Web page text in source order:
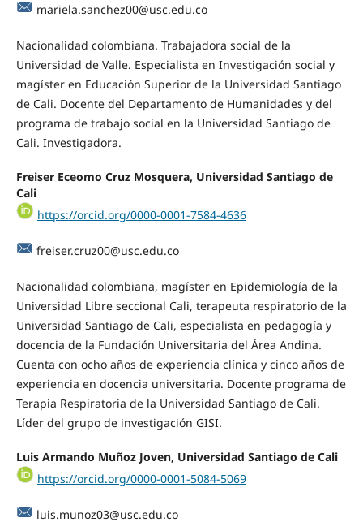
mariela.sanchez00@usc.edu.co
Nacionalidad colombiana. Trabajadora social de la
Universidad de Valle. Especialista en Investigación social y
magíster en Educación Superior de la Universidad Santiago
de Cali. Docente del Departamento de Humanidades y del
programa de trabajo social en la Universidad Santiago de
Cali. Investigadora.
Freiser Eceomo Cruz Mosquera, Universidad Santiago de
Cali
https://orcid.org/0000-0001-7584-4636
freiser.cruz00@usc.edu.co
Nacionalidad colombiana, magíster en Epidemiología de la
Universidad Libre seccional Cali, terapeuta respiratorio de la
Universidad Santiago de Cali, especialista en pedagogía y
docencia de la Fundación Universitaria del Área Andina.
Cuenta con ocho años de experiencia clínica y cinco años de
experiencia en docencia universitaria. Docente programa de
Terapia Respiratoria de la Universidad Santiago de Cali.
Líder del grupo de investigación GISI.
Luis Armando Muñoz Joven, Universidad Santiago de Cali
https://orcid.org/0000-0001-5084-5069
luis.munoz03@usc.edu.co